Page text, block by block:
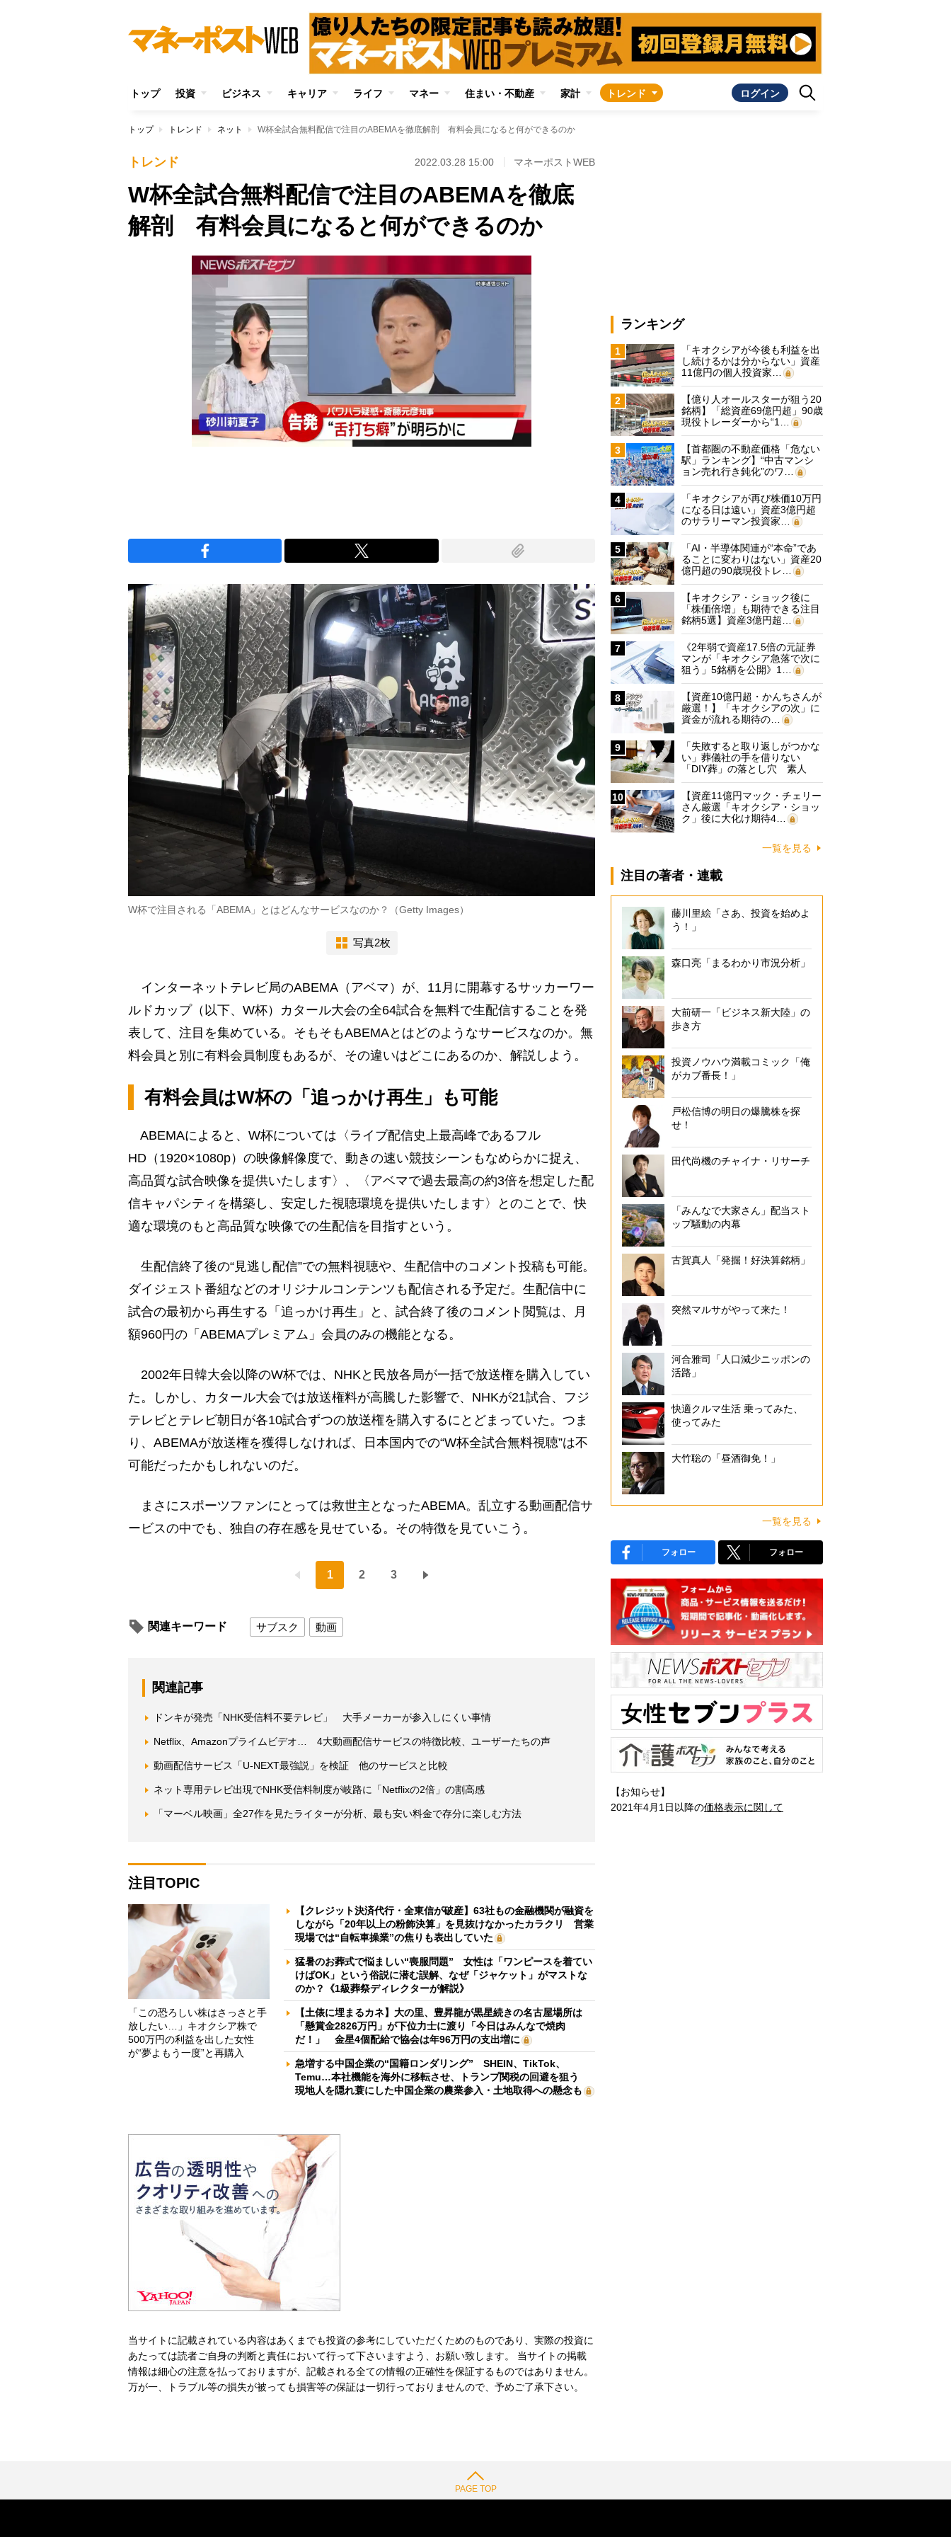
トップ 投資 ビジネス キャリア ライフ マネー 住まい・不動産 家計 トレンド ログイン
トップ トレンド ネット W杯全試合無料配信で注目のABEMAを徹底解剖 有料会員になると何ができるのか
トレンド 2022.03.28 15:00 マネーポストWEB
W杯全試合無料配信で注目のABEMAを徹底
解剖 有料会員になると何ができるのか
W杯で注目される「ABEMA」とはどんなサービスなのか？（Getty Images）
写真2枚
インターネットテレビ局のABEMA（アベマ）が、11月に開幕するサッカーワー
ルドカップ（以下、W杯）カタール大会の全64試合を無料で生配信することを発
表して、注目を集めている。そもそもABEMAとはどのようなサービスなのか。無
料会員と別に有料会員制度もあるが、その違いはどこにあるのか、解説しよう。
有料会員はW杯の「追っかけ再生」も可能
ABEMAによると、W杯については〈ライブ配信史上最高峰であるフル
HD（1920×1080p）の映像解像度で、動きの速い競技シーンもなめらかに捉え、
高品質な試合映像を提供いたします〉、〈アベマで過去最高の約3倍を想定した配
信キャパシティを構築し、安定した視聴環境を提供いたします〉とのことで、快
適な環境のもと高品質な映像での生配信を目指すという。
生配信終了後の“見逃し配信”での無料視聴や、生配信中のコメント投稿も可能。
ダイジェスト番組などのオリジナルコンテンツも配信される予定だ。生配信中に
試合の最初から再生する「追っかけ再生」と、試合終了後のコメント閲覧は、月
額960円の「ABEMAプレミアム」会員のみの機能となる。
2002年日韓大会以降のW杯では、NHKと民放各局が一括で放送権を購入してい
た。しかし、カタール大会では放送権料が高騰した影響で、NHKが21試合、フジ
テレビとテレビ朝日が各10試合ずつの放送権を購入するにとどまっていた。つま
り、ABEMAが放送権を獲得しなければ、日本国内での“W杯全試合無料視聴”は不
可能だったかもしれないのだ。
まさにスポーツファンにとっては救世主となったABEMA。乱立する動画配信サ
ービスの中でも、独自の存在感を見せている。その特徴を見ていこう。
1 2 3
関連キーワード サブスク 動画
関連記事
ドンキが発売「NHK受信料不要テレビ」 大手メーカーが参入しにくい事情
Netflix、Amazonプライムビデオ… 4大動画配信サービスの特徴比較、ユーザーたちの声
動画配信サービス「U-NEXT最強説」を検証 他のサービスと比較
ネット専用テレビ出現でNHK受信料制度が岐路に「Netflixの2倍」の割高感
「マーベル映画」全27作を見たライターが分析、最も安い料金で存分に楽しむ方法
注目TOPIC
「この恐ろしい株はさっさと手
放したい…」キオクシア株で
500万円の利益を出した女性
が“夢よもう一度”と再購入
【クレジット決済代行・全東信が破産】63社もの金融機関が融資を
しながら「20年以上の粉飾決算」を見抜けなかったカラクリ 営業
現場では“自転車操業”の焦りも表出していた
猛暑のお葬式で悩ましい“喪服問題” 女性は「ワンピースを着てい
けばOK」という俗説に潜む誤解、なぜ「ジャケット」がマストな
のか？《1級葬祭ディレクターが解説》
【土俵に埋まるカネ】大の里、豊昇龍が黒星続きの名古屋場所は
「懸賞金2826万円」が下位力士に渡り「今日はみんなで焼肉
だ！」 金星4個配給で協会は年96万円の支出増に
急増する中国企業の“国籍ロンダリング” SHEIN、TikTok、
Temu…本社機能を海外に移転させ、トランプ関税の回避を狙う
現地人を隠れ蓑にした中国企業の農業参入・土地取得への懸念も
当サイトに記載されている内容はあくまでも投資の参考にしていただくためのものであり、実際の投資に
あたっては読者ご自身の判断と責任において行って下さいますよう、お願い致します。 当サイトの掲載
情報は細心の注意を払っておりますが、記載される全ての情報の正確性を保証するものではありません。
万が一、トラブル等の損失が被っても損害等の保証は一切行っておりませんので、予めご了承下さい。
ランキング
1
「キオクシアが今後も利益を出
し続けるかは分からない」資産
11億円の個人投資家…
2
【億り人オールスターが狙う20
銘柄】「総資産69億円超」90歳
現役トレーダーから“1…
3
【首都圏の不動産価格「危ない
駅」ランキング】“中古マンシ
ョン売れ行き鈍化”のワ…
4
「キオクシアが再び株価10万円
になる日は遠い」資産3億円超
のサラリーマン投資家…
5
「AI・半導体関連が“本命”であ
ることに変わりはない」資産20
億円超の90歳現役トレ…
6
【キオクシア・ショック後に
「株価倍増」も期待できる注目
銘柄5選】資産3億円超…
7
《2年弱で資産17.5倍の元証券
マンが「キオクシア急落で次に
狙う」5銘柄を公開》1…
8
【資産10億円超・かんちさんが
厳選！】「キオクシアの次」に
資金が流れる期待の…
9
「失敗すると取り返しがつかな
い」葬儀社の手を借りない
「DIY葬」の落とし穴 素人
に…
10
【資産11億円マック・チェリー
さん厳選「キオクシア・ショッ
ク」後に大化け期待4…
一覧を見る
注目の著者・連載
藤川里絵「さあ、投資を始めよ
う！」
森口亮「まるわかり市況分析」
大前研一「ビジネス新大陸」の
歩き方
投資ノウハウ満載コミック「俺
がカブ番長！」
戸松信博の明日の爆騰株を探
せ！
田代尚機のチャイナ・リサーチ
「みんなで大家さん」配当スト
ップ騒動の内幕
古賀真人「発掘！好決算銘柄」
突然マルサがやって来た！
河合雅司「人口減少ニッポンの
活路」
快適クルマ生活 乗ってみた、
使ってみた
大竹聡の「昼酒御免！」
一覧を見る
フォロー フォロー
【お知らせ】
2021年4月1日以降の価格表示に関して
PAGE TOP